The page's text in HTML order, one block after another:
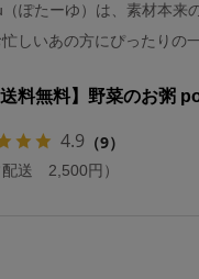
ぽたーゆ）は、素材本来
しいあの方にぴったりの
送料無料】野菜のお粥
4.9 （9）
配送 2,500円）